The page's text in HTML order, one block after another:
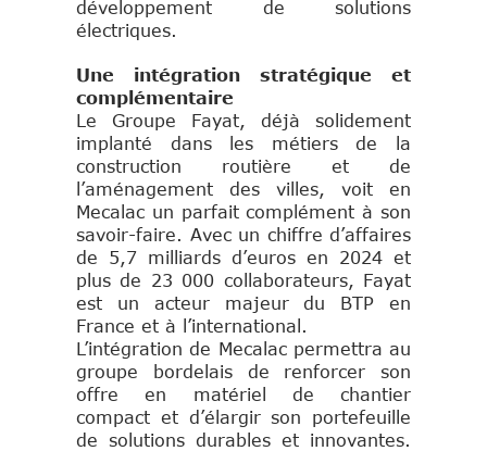
développement de solutions
électriques.
Une intégration stratégique et
complémentaire
Le Groupe Fayat, déjà solidement
implanté dans les métiers de la
construction routière et de
l’aménagement des villes, voit en
Mecalac un parfait complément à son
savoir-faire. Avec un chiffre d’affaires
de 5,7 milliards d’euros en 2024 et
plus de 23 000 collaborateurs, Fayat
est un acteur majeur du BTP en
France et à l’international.
L’intégration de Mecalac permettra au
groupe bordelais de renforcer son
offre en matériel de chantier
compact et d’élargir son portefeuille
de solutions durables et innovantes.